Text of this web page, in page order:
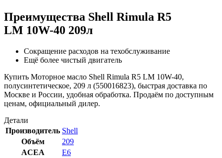
Преимущества Shell Rimula R5
LM 10W-40 209л
Сокращение расходов на техобслуживание
Ещё более чистый двигатель
Купить Моторное масло Shell Rimula R5 LM 10W-40,
полусинтетическое, 209 л (550016823), быстрая доставка по
Москве и России, удобная обработка. Продаём по доступным
ценам, официальный дилер.
Детали
Производитель Shell
Объём
209
ACEA
E6